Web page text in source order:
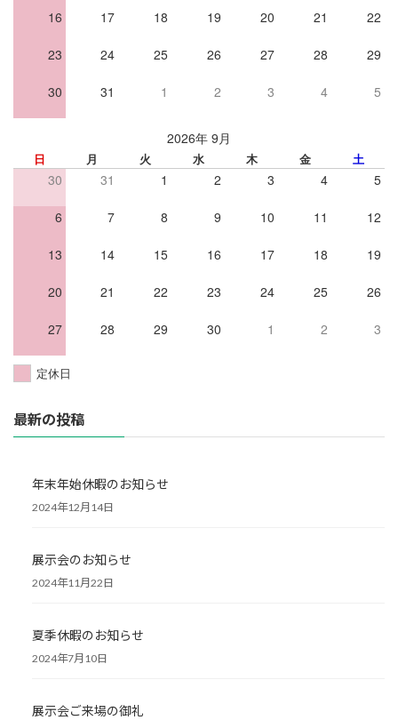
16 17 18 19 20 21 22
23 24 25 26 27 28 29
30 31 1 2 3 4 5
2026年 9月
日 月 火 水 木 金 土
30 31 1 2 3 4 5
6 7 8 9 10 11 12
13 14 15 16 17 18 19
20 21 22 23 24 25 26
27 28 29 30 1 2 3
定休日
最新の投稿
年末年始休暇のお知らせ
2024年12月14日
展示会のお知らせ
2024年11月22日
夏季休暇のお知らせ
2024年7月10日
展示会ご来場の御礼